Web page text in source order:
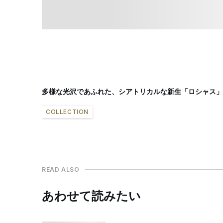
多様な光沢であふれた、シアトリカルな新生「ロシャス」
COLLECTION
READ ALSO
あわせて読みたい